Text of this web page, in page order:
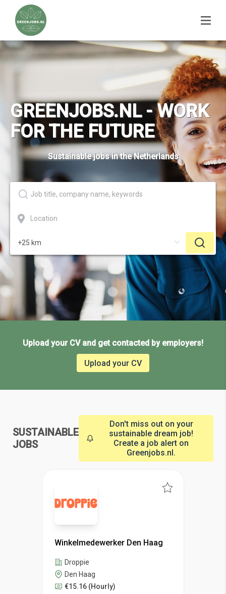
GREENJOBS.NL - WORK
FOR THE FUTURE
Sustainable jobs in the Netherlands
Upload your CV and get contacted by employers!
Upload your CV
SUSTAINABLE
JOBS
Don't miss out on your
sustainable dream job!
Create a job alert on
Greenjobs.nl.
Winkelmedewerker Den Haag
Droppie
Den Haag
€15.16 (Hourly)